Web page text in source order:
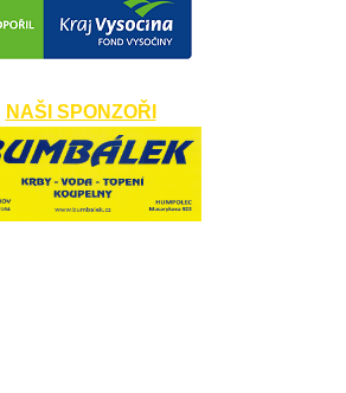
NAŠI SPONZOŘI